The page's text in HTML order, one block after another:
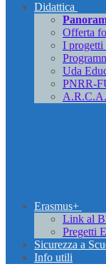
Didattica
Offerta
I progetti
Uda
PNRR-
Erasmus+
Link al
Pregetti
Sicurezza a
Info utili